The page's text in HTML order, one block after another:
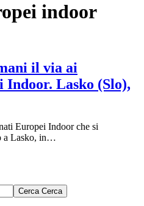
indoor
il via ai
Lasko (Slo),
Europei Indoor che si
a Lasko, in…
Cerca Cerca